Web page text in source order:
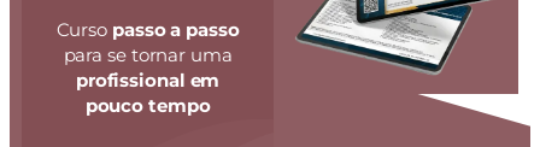
Curso passo a passo
para se tornar uma
profissional em
pouco tempo